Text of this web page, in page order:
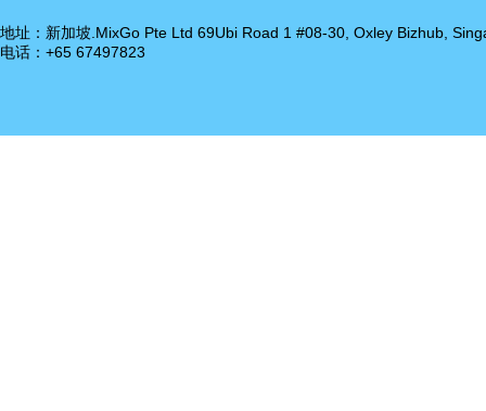
地址：新加坡.MixGo Pte Ltd 69Ubi Road 1 #08-30, Oxley Bizhub,
电话：+65 67497823